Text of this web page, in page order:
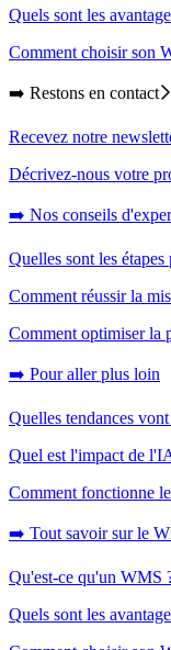
Quels sont les
Comment choisir son
➡️ Restons en contact
Recevez notre
Décrivez-nous votre
➡️ Nos conseils
Quelles sont les
Comment réussir la
Comment optimiser la
➡️ Pour aller plus loin
Quelles tendances
Quel est l'impact de
Comment fonctionne
➡️ Tout savoir sur le
Qu'est-ce qu'un WMS
Quels sont les